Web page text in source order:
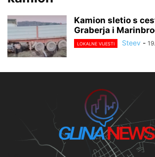
Kamion sletio s
Graberja i
LOKALNE VIJESTI Steev -